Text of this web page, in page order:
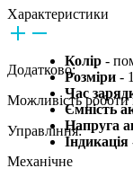
Колір -
Розміри -
Час
Ємність
Напруга
Індикація
Характеристики
Додатково:
Можливість роботи
Управління:
Механічне